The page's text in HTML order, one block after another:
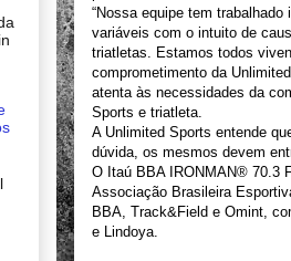
“Nossa equipe tem
variáveis com o intuito de
triatletas. Estamos todos
comprometimento da
atenta às necessidades da
Sports e triatleta.
A Unlimited Sports entende
dúvida, os mesmos devem
O Itaú BBA IRONMAN® 70.3
Associação Brasileira
BBA, Track&Field e Omint,
e Lindoya.